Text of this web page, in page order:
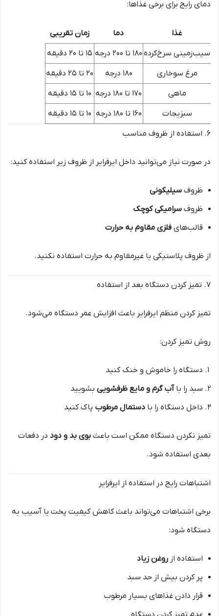
دمای رایج برای برخی غذاها:
غذا دما زمان تقریبی
سیب‌زمینی سرخ‌کرده ۱۸۰ تا ۲۰۰ درجه ۱۵ تا ۲۰ دقیقه
مرغ سوخاری ۱۸۰ درجه ۲۰ تا ۲۵ دقیقه
ماهی ۱۷۰ تا ۱۸۰ درجه ۱۰ تا ۱۵ دقیقه
سبزیجات ۱۶۰ تا ۱۸۰ درجه ۱۰ تا ۱۵ دقیقه
۶. استفاده از ظروف مناسب
در صورت نیاز می‌توانید داخل ایرفرایر از ظروف زیر استفاده کنید:
ظروف سیلیکونی
ظروف سرامیکی کوچک
قالب‌های فلزی مقاوم به حرارت
از ظروف پلاستیکی یا غیرمقاوم به حرارت استفاده نکنید.
۷. تمیز کردن دستگاه بعد از استفاده
تمیز کردن منظم ایرفرایر باعث افزایش عمر دستگاه می‌شود.
روش تمیز کردن:
دستگاه را خاموش و خنک کنید
سبد را باآب گرم و مایع ظرفشویی بشویید
داخل دستگاه را با دستمال مرطوب پاک کنید
تمیز نکردن دستگاه ممکن است باعث بوی بد و دود در دفعات
بعدی استفاده شود.
اشتباهات رایج در استفاده از ایرفرایر
برخی اشتباهات می‌تواند باعث کاهش کیفیت پخت یا آسیب به
دستگاه شود:
استفاده از روغن زیاد
پر کردن بیش از حد سبد
قرار دادن غذاهای بسیار مرطوب